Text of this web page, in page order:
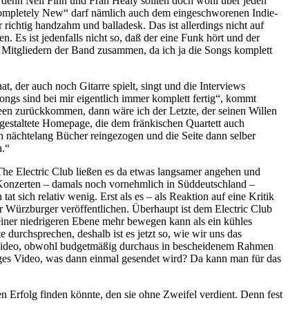
New“ darf nämlich auch dem eingeschworenen Indie-
handzahm und balladesk. Das ist allerdings nicht auf
Es ist jedenfalls nicht so, daß der eine Funk hört und der
der Band zusammen, da ich ja die Songs komplett
der auch noch Gitarre spielt, singt und die Interviews
sind bei mir eigentlich immer komplett fertig“, kommt
zurückkommen, dann wäre ich der Letzte, der seinen Willen
Homepage, die dem fränkischen Quartett auch
Bücher reingezogen und die Seite dann selber
Electric Club ließen es da etwas langsamer angehen und
– damals noch vornehmlich in Süddeutschland –
sich relativ wenig. Erst als es – als Reaktion auf eine Kritik
Würzburger veröffentlichen. Überhaupt ist dem Electric Club
niedrigeren Ebene mehr bewegen kann als ein kühles
deshalb ist es jetzt so, wie wir uns das
obwohl budgetmäßig durchaus in bescheidenem Rahmen
Video, was dann einmal gesendet wird? Da kann man für das
Erfolg finden könnte, den sie ohne Zweifel verdient. Denn fest